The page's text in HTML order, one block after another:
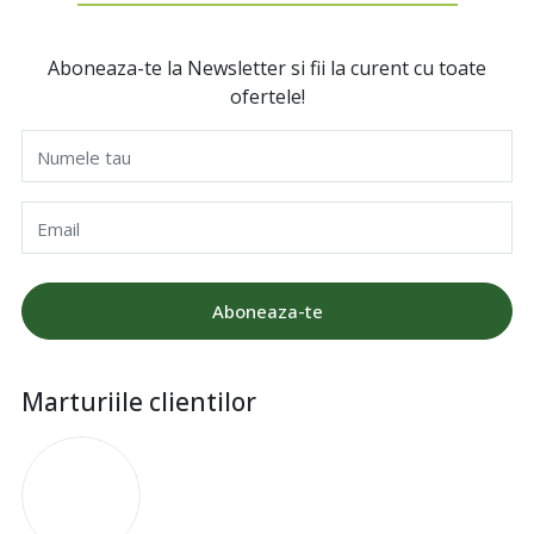
Aboneaza-te la Newsletter si fii la curent cu toate
ofertele!
Numele tau
Email
Aboneaza-te
Marturiile clientilor